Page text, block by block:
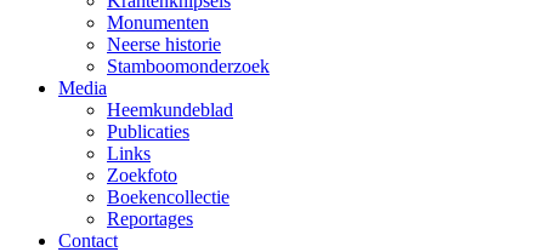
Monumenten
Neerse historie
Stamboomonderzoek
Media
Heemkundeblad
Publicaties
Links
Zoekfoto
Boekencollectie
Reportages
Contact